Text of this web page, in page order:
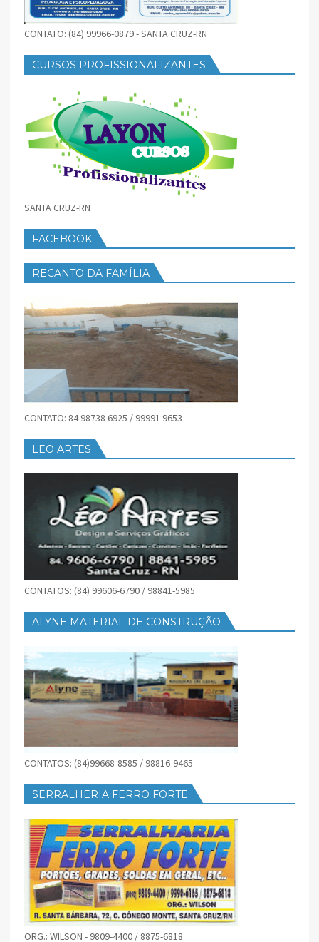
CONTATO: (84) 99966-0879 - SANTA CRUZ-RN
CURSOS PROFISSIONALIZANTES
SANTA CRUZ-RN
FACEBOOK
RECANTO DA FAMÍLIA
CONTATO: 84 98738 6925 / 99991 9653
LEO ARTES
CONTATOS: (84) 99606-6790 / 98841-5985
ALYNE MATERIAL DE CONSTRUÇÃO
CONTATOS: (84)99668-8585 / 98816-9465
SERRALHERIA FERRO FORTE
ORG.: WILSON - 9809-4400 / 8875-6818